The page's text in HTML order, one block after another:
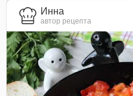
Инна
автор рецепта